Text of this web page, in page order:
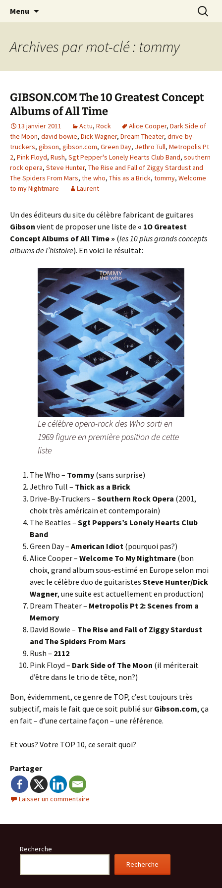
Laurent Rieppi
Journaliste musical · Historien du rock ·
Conférencier
Menu
Archives par mot-clé : tommy
GIBSON.COM The 10 Greatest Concept
Albums of All Time
13 janvier 2011 Actu, Rock Alice Cooper, Dark Side of
the Moon, david bowie, Dick Wagner, Dream Theater, drive-by-
truckers, gibson, gibson.com, Green Day, Jethro Tull, Metropolis Pt
2, Pink Floyd, Rush, Sgt Pepper's Lonely Hearts Club Band, southern
rock opera, Steve Hunter, The Rise and Fall of Ziggy Stardust and
The Spiders From Mars, the who, This as a Brick, tommy, Welcome
to my Nightmare
Laurent
Un des éditeurs du site du célèbre fabricant de guitares
Gibson vient de proposer une liste de « 1O Greatest
Concept Albums of All Time » (les 10 plus grands concepts
albums de l’histoire). En voici le résultat:
Le célèbre opera-rock des Who sorti en
1969 figure en première position de cette
liste
The Who – Tommy (sans surprise)
Jethro Tull – Thick as a Brick
Drive-By-Truckers – Southern Rock Opera (2001,
choix très américain et contemporain)
The Beatles – Sgt Peppers’s Lonely Hearts Club
Band
Green Day – American Idiot (pourquoi pas?)
Alice Cooper – Welcome To My Nightmare (bon
choix, grand album sous-estimé en Europe selon moi
avec le célèbre duo de guitaristes Steve Hunter/Dick
Wagner, une suite est actuellement en production)
Dream Theater – Metropolis Pt 2: Scenes from a
Memory
David Bowie – The Rise and Fall of Ziggy Stardust
and The Spiders From Mars
Rush – 2112
Pink Floyd – Dark Side of The Moon (il mériterait
d’être dans le trio de tête, non?)
Bon, évidemment, ce genre de TOP, c’est toujours très
subjectif, mais le fait que ce soit publié sur Gibson.com, ça
en fait – d’une certaine façon – une référence.
Et vous? Votre TOP 10, ce serait quoi?
Partager
Laisser un commentaire
Recherche
Recherche